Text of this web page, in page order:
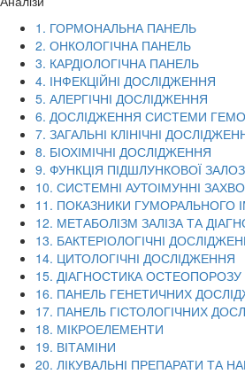
1. ГОРМОНАЛЬНА ПАНЕЛЬ
2. ОНКОЛОГІЧНА ПАНЕЛЬ
3. КАРДІОЛОГІЧНА ПАНЕЛЬ
4. ІНФЕКЦІЙНІ ДОСЛІДЖЕННЯ
5. АЛЕРГІЧНІ ДОСЛІДЖЕННЯ
6. ДОСЛІДЖЕННЯ СИСТЕМИ
7. ЗАГАЛЬНІ КЛІНІЧНІ
8. БІОХІМІЧНІ ДОСЛІДЖЕННЯ
9. ФУНКЦІЯ ПІДШЛУНКОВОЇ
10. СИСТЕМНІ АУТОІМУННІ
11. ПОКАЗНИКИ ГУМОРАЛЬНОГО
12. МЕТАБОЛІЗМ ЗАЛІЗА ТА
13. БАКТЕРІОЛОГІЧНІ
14. ЦИТОЛОГІЧНІ ДОСЛІДЖЕННЯ
15. ДІАГНОСТИКА ОСТЕОПОРОЗУ
16. ПАНЕЛЬ ГЕНЕТИЧНИХ
17. ПАНЕЛЬ ГІСТОЛОГІЧНИХ
18. МІКРОЕЛЕМЕНТИ
19. ВІТАМІНИ
20. ЛІКУВАЛЬНІ ПРЕПАРАТИ ТА